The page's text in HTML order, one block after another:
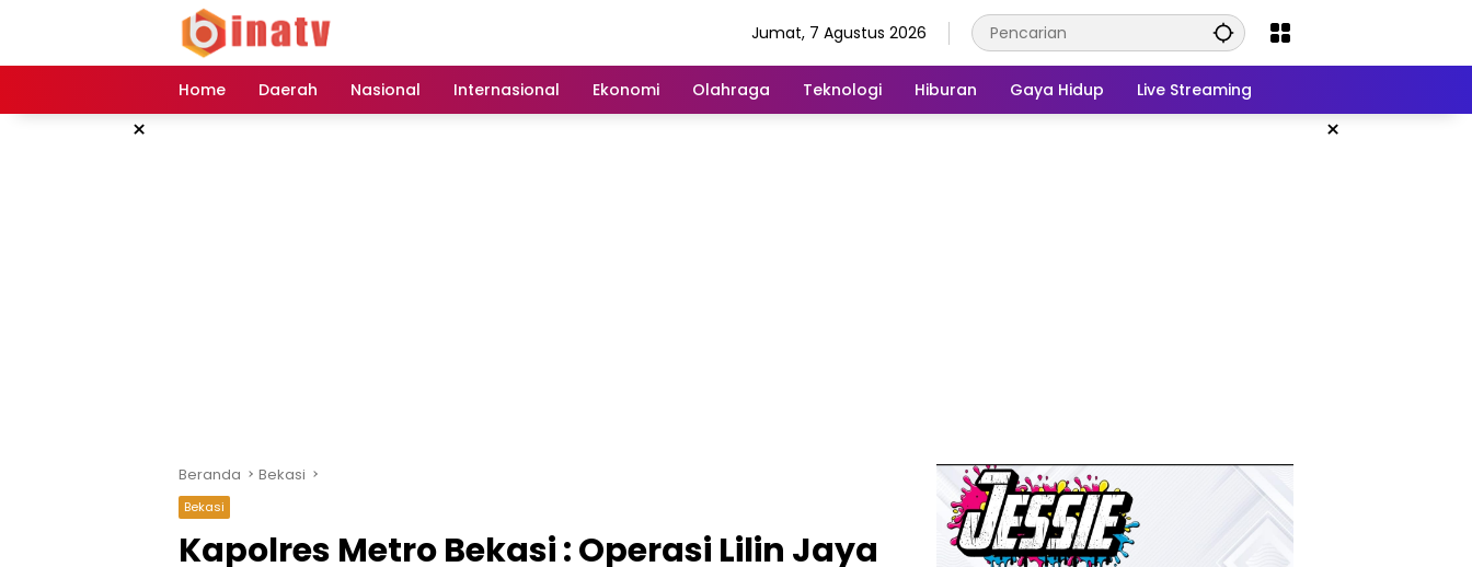
Jumat, 7 Agustus 2026
Home Daerah Nasional Internasional Ekonomi Olahraga Teknologi Hiburan Gaya Hidup Live Streaming
× ×
Beranda Bekasi
Bekasi
Kapolres Metro Bekasi : Operasi Lilin Jaya